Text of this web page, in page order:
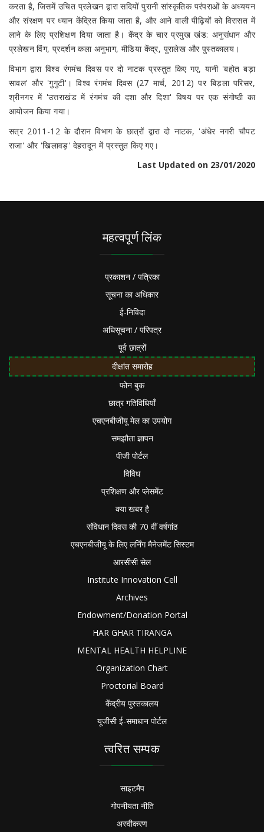
करता है, जिसमें उचित प्रलेखन द्वारा सदियों पुरानी सांस्कृतिक परंपराओं के अध्ययन
और संरक्षण पर ध्यान केंद्रित किया जाता है, और आने वाली पीढ़ियों को विरासत में
लाने के लिए प्रशिक्षण दिया जाता है। केंद्र के चार प्रमुख खंड: अनुसंधान और
प्रलेखन विंग, प्रदर्शन कला अनुभाग, मीडिया केंद्र, पुरालेख और पुस्तकालय।
विभाग द्वारा विश्व रंगमंच दिवस पर दो नाटक प्रस्तुत किए गए, यानी 'बहोत बड़ा
सावल' और 'गुगुटी'। विश्व रंगमंच दिवस (27 मार्च, 2012) पर बिड़ला परिसर,
श्रीनगर में 'उत्तराखंड में रंगमंच की दशा और दिशा' विषय पर एक संगोष्ठी का
आयोजन किया गया।
सत्र 2011-12 के दौरान विभाग के छात्रों द्वारा दो नाटक, 'अंधेर नगरी चौपट
राजा' और 'खिलावड़' देहरादून में प्रस्तुत किए गए।
Last Updated on 23/01/2020
महत्वपूर्ण लिंक
प्रकाशन / पत्रिका
सूचना का अधिकार
ई-निविदा
अधिसूचना / परिपत्र
पूर्व छात्रों
दीक्षांत समारोह
फोन बुक
छात्र गतिविधियाँ
एचएनबीजीयू मेल का उपयोग
समझौता ज्ञापन
पीजी पोर्टल
विविध
प्रशिक्षण और प्लेसमेंट
क्या खबर है
संविधान दिवस की 70 वीं वर्षगांठ
एचएनबीजीयू के लिए लर्निंग मैनेजमेंट सिस्टम
आरसीसी सेल
Institute Innovation Cell
Archives
Endowment/Donation Portal
HAR GHAR TIRANGA
MENTAL HEALTH HELPLINE
Organization Chart
Proctorial Board
केंद्रीय पुस्तकालय
यूजीसी ई-समाधान पोर्टल
त्वरित सम्पक
साइटमैप
गोपनीयता नीति
अस्वीकरण